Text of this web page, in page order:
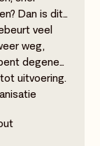
Dan is dit
veel
weg,
degene
uitvoering.
Dat